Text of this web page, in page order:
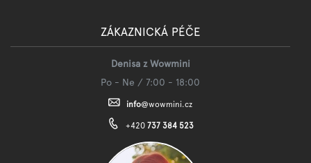
ZÁKAZNICKÁ PÉČE
Denisa z Wowmini
Po - Ne / 7:00 - 18:00
info@wowmini.cz
+420 737 384 523